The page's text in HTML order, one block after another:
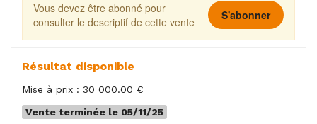
Vous devez être abonné pour
consulter le descriptif de cette vente
S'abonner
Résultat disponible
Mise à prix : 30 000.00 €
Vente terminée le 05/11/25